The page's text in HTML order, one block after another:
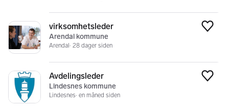
virksomhetsleder
Arendal kommune
Arendal 28 dager siden
Avdelingsleder
Lindesnes kommune
Lindesnes en måned siden